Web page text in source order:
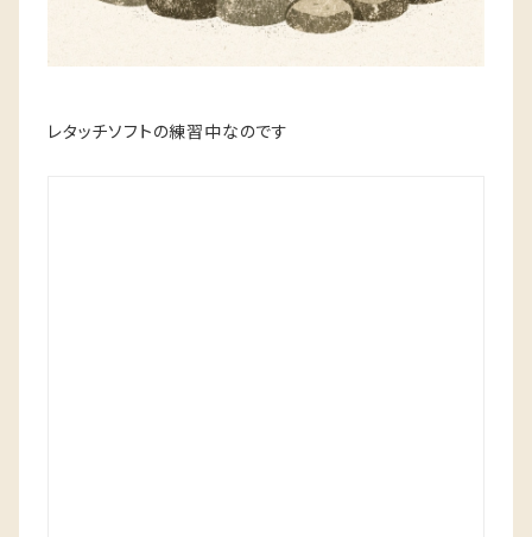
レタッチソフトの練習中なのです